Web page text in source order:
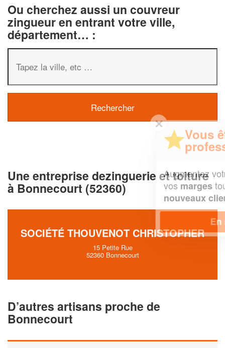
Ou cherchez aussi un couvreur
zingueur en entrant votre ville,
département… :
Une entreprise dezinguerie et toiture
à Bonnecourt (52360)
SOCIÉTÉ THOUVENOT CHRISTOPHER
15 Petite Rue
52360 Bonnecourt
D’autres artisans proche de
Bonnecourt
✕
professionnel ?
Augmentez votrechiffre d'affaireset
vosmargestout en gagnant de
nouveaux clients